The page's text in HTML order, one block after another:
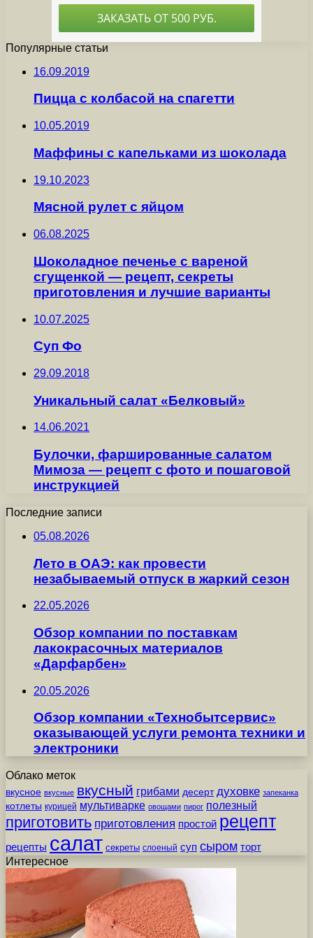
Популярные статьи
16.09.2019
Пицца с колбасой на спагетти
10.05.2019
Мaффины с капельками из шоколада
19.10.2023
Мясной рулет с яйцом
06.08.2025
Шоколадное печенье с вареной
сгущенкой — рецепт, секреты
приготовления и лучшие варианты
10.07.2025
Суп Фо
29.09.2018
Уникальный салат «Белковый»
14.06.2021
Булочки, фаршированные салатом
Мимоза — рецепт с фото и пошаговой
инструкцией
Последние записи
05.08.2026
Лето в ОАЭ: как провести
незабываемый отпуск в жаркий сезон
22.05.2026
Обзор компании по поставкам
лакокрасочных материалов
«Дарфарбен»
20.05.2026
Обзор компании «Технобытсервис»
оказывающей услуги ремонта техники и
электроники
Облако меток
вкусное вкусные вкусный грибами десерт духовке запеканка
котлеты курицей мультиварке овощами пирог полезный
приготовить приготовления простой рецепт
рецепты салат секреты слоеный суп сыром торт
Интересное